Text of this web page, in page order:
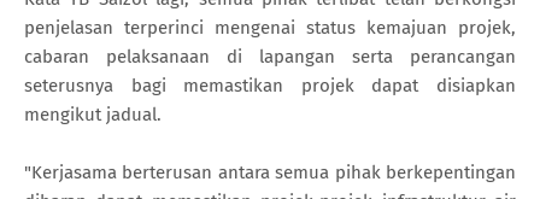
penjelasan terperinci mengenai status kemajuan projek,
cabaran pelaksanaan di lapangan serta perancangan
seterusnya bagi memastikan projek dapat disiapkan
mengikut jadual.
"Kerjasama berterusan antara semua pihak berkepentingan